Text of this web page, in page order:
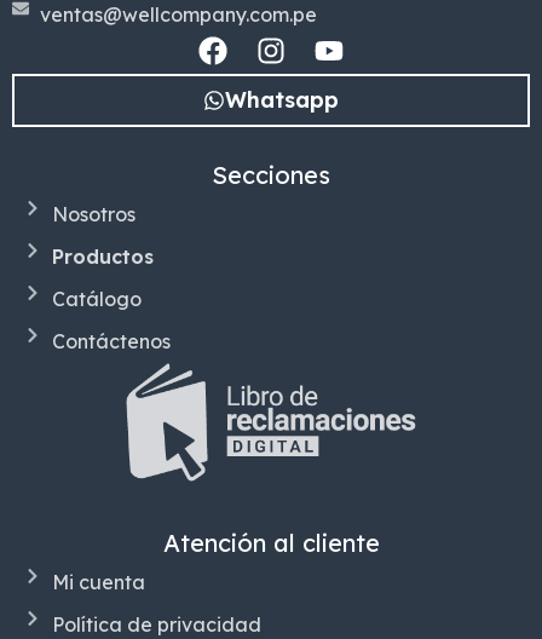
ventas@wellcompany.com.pe
Whatsapp
Secciones
Nosotros
Productos
Catálogo
Contáctenos
Atención al cliente
Mi cuenta
Política de privacidad